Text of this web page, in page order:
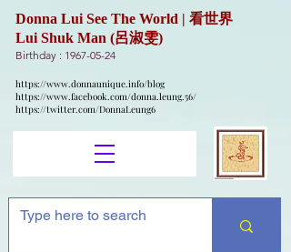
Donna Lui See The World | 看世界
Lui Shuk Man (呂淑雯)
Birthday : 1967-05-24
https://www.donnaunique.info/blog
https://www.facebook.com/donna.leung.56/
https://twitter.com/DonnaLeung6